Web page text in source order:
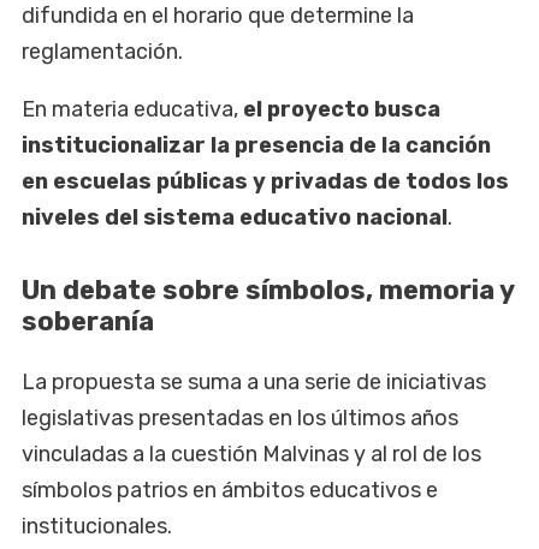
difundida en el horario que determine la
reglamentación.
En materia educativa, el proyecto busca
institucionalizar la presencia de la canción
en escuelas públicas y privadas de todos los
niveles del sistema educativo nacional.
Un debate sobre símbolos, memoria y
soberanía
La propuesta se suma a una serie de iniciativas
legislativas presentadas en los últimos años
vinculadas a la cuestión Malvinas y al rol de los
símbolos patrios en ámbitos educativos e
institucionales.